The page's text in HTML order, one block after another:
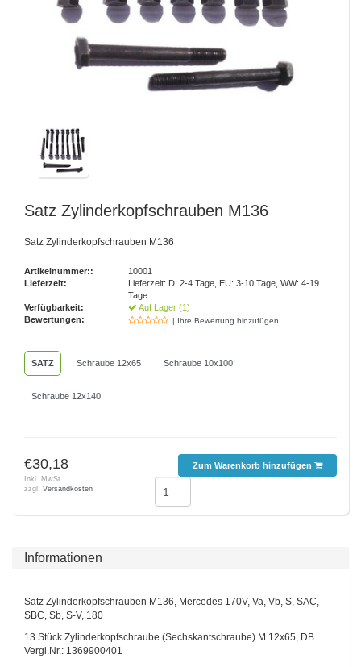
Satz Zylinderkopfschrauben M136
Satz Zylinderkopfschrauben M136
Artikelnummer::
10001
Lieferzeit:
Lieferzeit: D: 2-4 Tage, EU: 3-10 Tage, WW: 4-19
Tage
Verfügbarkeit:
Auf Lager (1)
Bewertungen:
| Ihre Bewertung hinzufügen
SATZ Schraube 12x65 Schraube 10x100
Schraube 12x140
€30,18
Inkl. MwSt.
zzgl. Versandkosten
Zum Warenkorb hinzufügen
Informationen
Satz Zylinderkopfschrauben M136, Mercedes 170V, Va, Vb, S, SAC,
SBC, Sb, S-V, 180
13 Stück Zylinderkopfschraube (Sechskantschraube) M 12x65, DB
Vergl.Nr.: 1369900401